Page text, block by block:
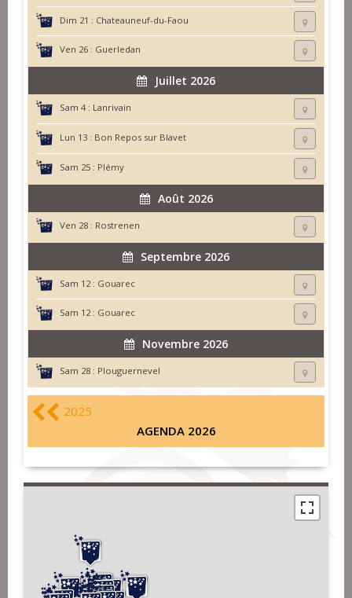
Dim 21 : Chateauneuf-du-Faou
Ven 26 : Guerledan
Juillet 2026
Sam 4 : Lanrivain
Lun 13 : Bon Repos sur Blavet
Sam 25 : Plémy
Août 2026
Ven 28 : Rostrenen
Septembre 2026
Sam 12 : Gouarec
Sam 12 : Gouarec
Novembre 2026
Sam 28 : Plouguernevel
2025
AGENDA 2026